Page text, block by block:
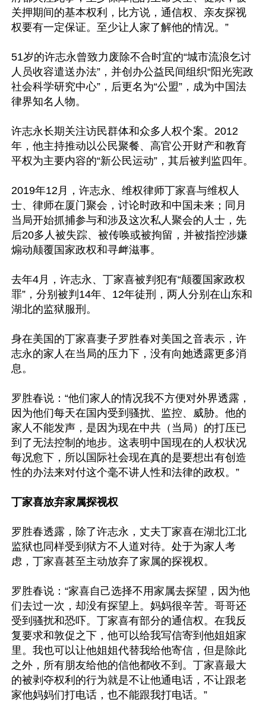
关押期间的基本权利，比方说，通信权、亲友探视
权要有一定保证。至少让人家了解他的情况。”
51岁的许志永曾致力废除不合时宜的“城市流浪乞讨
人员收容遣送办法”，并创办公益民间组织“阳光宪政
社会科学研究中心”，后更名为“公盟”，成为中国法
律界知名人物。
许志永长期关注访民群体和众多人权个案。2012
年，他主持推动以公民聚餐、高官公开财产和教育
平权为主要内容的“新公民运动”，其后被判监四年。
2019年12月，许志永、维权律师丁家喜与维权人
士、律师在厦门聚会，讨论时政和中国未来；同月
当局开始抓捕参与和涉及这次私人聚会的人士，先
后20多人被失踪、被传唤或被拘留，并被指控涉嫌
煽动颠覆国家政权和寻衅滋事。
去年4月，许志永、丁家喜被判犯有“颠覆国家政权
罪”，分别被判14年、12年徒刑，两人分别在山东和
湖北的监狱服刑。
身在美国的丁家喜妻子罗胜春对美国之音表示，许
志永的家人在当局的压力下，没有向她透露更多消
息。
罗胜春说：“他们家人的情况我不方便对外界透露，
因为他们每天在国内受到骚扰、监控、威胁。他的
家人不能发声，是因为现在中共（当局）的打压已
到了无法控制的地步。这表明中国现在的人权状况
每况愈下，所以国际社会现在真的是要想出有创造
性的办法来对付这个毫不讲人性和法律的政权。”
丁家喜放弃家属探视权
罗胜春透露，除了许志永，丈夫丁家喜在湖北江北
监狱也同样受到狱方不人道对待。处于为家人考
虑，丁家喜甚至主动放弃了家属的探视权。
罗胜春说：“家喜自己选择不用家属去探望，因为他
们去过一次，却没有探望上。妈妈很辛苦。哥哥还
受到骚扰和恐吓。丁家喜有部分的通信权。在我反
复要求和敦促之下，他可以给我写信寄到他姐姐家
里。我也可以让他姐姐代替我给他寄信，但是除此
之外，所有朋友给他的信他都收不到。丁家喜最大
的被剥夺权利的行为就是不让他通电话，不让跟老
家他妈妈们打电话，也不能跟我打电话。”